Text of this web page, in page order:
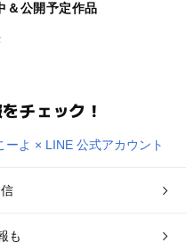
＆公開予定作品
チェック！
も